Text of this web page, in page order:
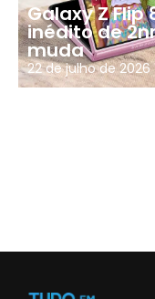
Galaxy Z
inédito de
muda
22 de julho de 2026